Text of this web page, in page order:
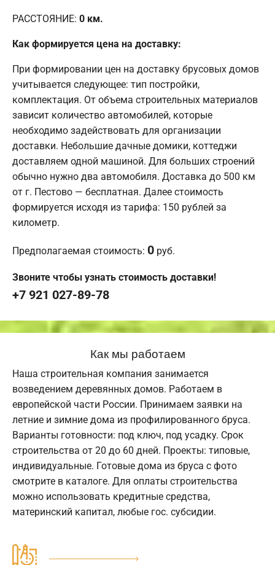
РАССТОЯНИЕ: 0 км.
Как формируется цена на доставку:
При формировании цен на доставку брусовых домов
учитывается следующее: тип постройки,
комплектация. От объема строительных материалов
зависит количество автомобилей, которые
необходимо задействовать для организации
доставки. Небольшие дачные домики, коттеджи
доставляем одной машиной. Для больших строений
обычно нужно два автомобиля. Доставка до 500 км
от г. Пестово — бесплатная. Далее стоимость
формируется исходя из тарифа: 150 рублей за
километр.
Предполагаемая стоимость: 0 руб.
Звоните чтобы узнать стоимость доставки!
+7 921 027-89-78
Как мы работаем
Наша строительная компания занимается
возведением деревянных домов. Работаем в
европейской части России. Принимаем заявки на
летние и зимние дома из профилированного бруса.
Варианты готовности: под ключ, под усадку. Срок
строительства от 20 до 60 дней. Проекты: типовые,
индивидуальные. Готовые дома из бруса с фото
смотрите в каталоге. Для оплаты строительства
можно использовать кредитные средства,
материнский капитал, любые гос. субсидии.